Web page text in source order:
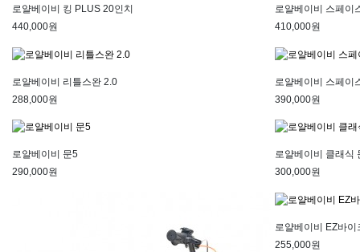
로얄베이비 킹 PLUS 20인치
440,000원
로얄베이비 스페이
410,000원
로얄베이비 리틀스완 2.0
288,000원
로얄베이비 스페이
390,000원
로얄베이비 문5
290,000원
로얄베이비 클래식
300,000원
로얄베이비 EZ바이
255,000원